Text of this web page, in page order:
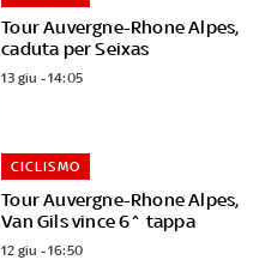
Tour Auvergne-Rhone Alpes,
caduta per Seixas
13 giu - 14:05
Tour Auvergne-Rhone Alpes,
Van Gils vince 6^ tappa
CICLISMO
12 giu - 16:50